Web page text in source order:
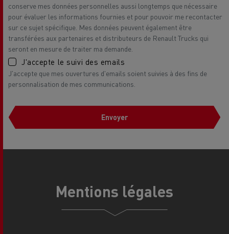
conserve mes données personnelles aussi longtemps que nécessaire
pour évaluer les informations fournies et pour pouvoir me recontacter
sur ce sujet spécifique. Mes données peuvent également être
transférées aux partenaires et distributeurs de Renault Trucks qui
seront en mesure de traiter ma demande.
J'accepte le suivi des emails
J'accepte que mes ouvertures d'emails soient suivies à des fins de
personnalisation de mes communications.
Envoyer
Mentions légales